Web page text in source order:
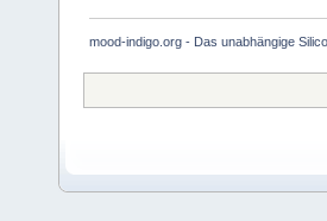
mood-indigo.org - Das unabhängige